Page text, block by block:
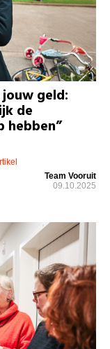
geld:
de
hebben”
Team Vooruit
09.10.2025